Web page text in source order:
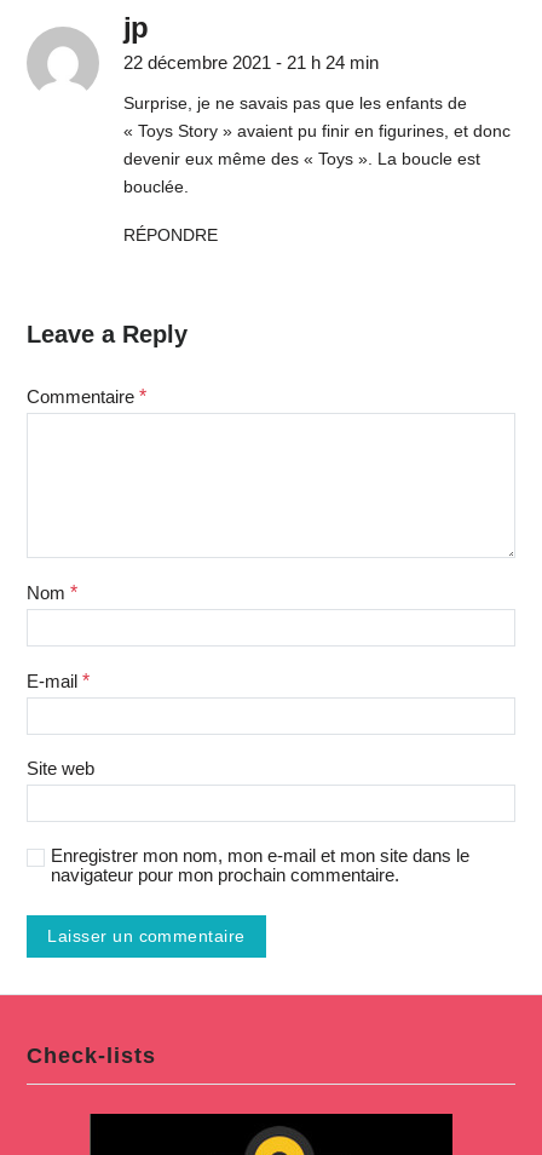
jp
22 décembre 2021 - 21 h 24 min
Surprise, je ne savais pas que les enfants de
« Toys Story » avaient pu finir en figurines, et donc
devenir eux même des « Toys ». La boucle est
bouclée.
RÉPONDRE
Leave a Reply
Commentaire *
Nom *
E-mail *
Site web
Enregistrer mon nom, mon e-mail et mon site dans le
navigateur pour mon prochain commentaire.
Check-lists